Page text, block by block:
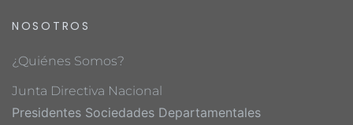
NOSOTROS
¿Quiénes Somos?
Junta Directiva Nacional
Presidentes Sociedades Departamentales